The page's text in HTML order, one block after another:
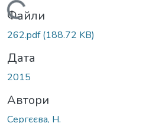
Вантажиться...
Файли
262.pdf(188.72 KB)
Дата
2015
Автори
Сергєєва, Н.